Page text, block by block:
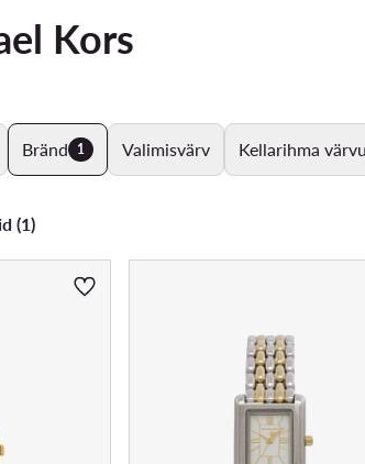
Kors
Bränd 1 Valimisvärv Kellarihma
(1)